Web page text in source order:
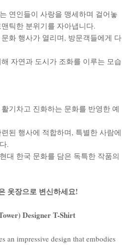
연인들이 사랑을 맹세하며 걸어놓
틱한 분위기를 자아냅니다.
화 행사가 열리며, 방문객들에게 다
자연과 도시가 조화를 이루는 모습
기차고 진화하는 문화를 반영한 예
된 행사에 적합하며, 특별한 사람에
.
대 한국 문화를 담은 독특한 작품의
옷장으로 변신하세요!
Designer T-Shirt
an impressive design that embodies